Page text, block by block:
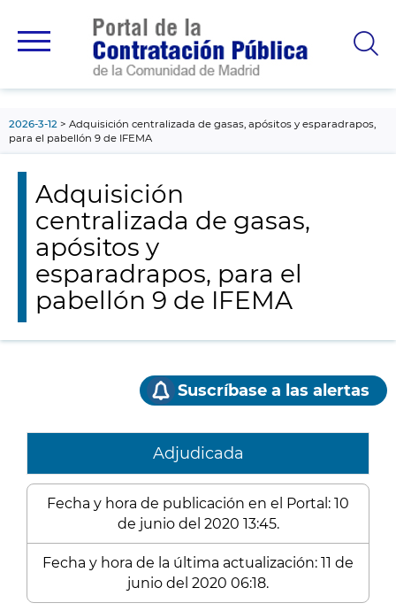
principal
2026-3-12
Adquisición centralizada de gasas, apósitos y esparadrapos,
para el pabellón 9 de IFEMA
Adquisición
centralizada de gasas,
apósitos y
esparadrapos, para el
pabellón 9 de IFEMA
Suscríbase a las alertas
Adjudicada
Fecha y hora de publicación en el Portal: 10
de junio del 2020 13:45.
Fecha y hora de la última actualización: 11 de
junio del 2020 06:18.